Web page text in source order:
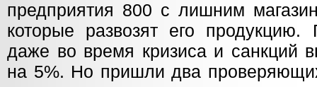
предприятия 800 с лишним
которые развозят его
даже во время кризиса и санкций
на 5%. Но пришли два